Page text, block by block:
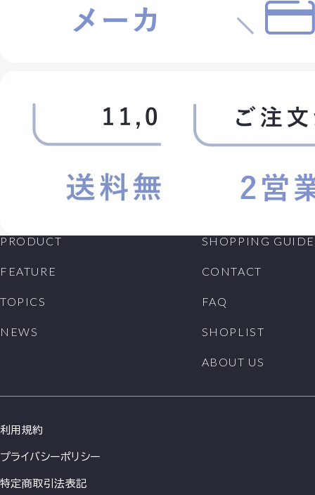
PRODUCT
FEATURE
TOPICS
NEWS
SHOPPING GUIDE
CONTACT
FAQ
SHOPLIST
ABOUT US
利用規約
プライバシーポリシー
特定商取引法表記